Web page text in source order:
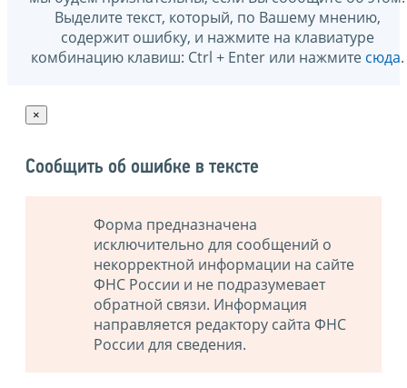
Выделите текст, который, по Вашему мнению,
содержит ошибку, и нажмите на клавиатуре
комбинацию клавиш: Ctrl + Enter или нажмите сюда.
×
Сообщить об ошибке в тексте
Форма предназначена
исключительно для сообщений о
некорректной информации на сайте
ФНС России и не подразумевает
обратной связи. Информация
направляется редактору сайта ФНС
России для сведения.